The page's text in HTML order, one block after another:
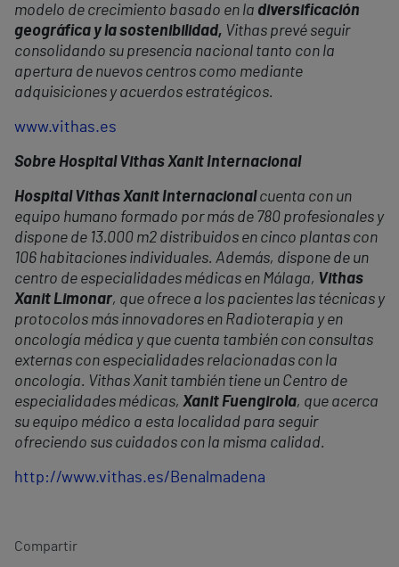
modelo de crecimiento basado en la diversificación
geográfica y la sostenibilidad, Vithas prevé seguir
consolidando su presencia nacional tanto con la
apertura de nuevos centros como mediante
adquisiciones y acuerdos estratégicos.
www.vithas.es
Sobre Hospital Vithas Xanit Internacional
Hospital Vithas Xanit Internacionalcuenta con un
equipo humano formado por más de 780 profesionales y
dispone de 13.000 m2 distribuidos en cinco plantas con
106 habitaciones individuales. Además, dispone de un
centro de especialidades médicas en Málaga, Vithas
Xanit Limonar, que ofrece a los pacientes las técnicas y
protocolos más innovadores en Radioterapia y en
oncología médica y que cuenta también con consultas
externas con especialidades relacionadas con la
oncología. Vithas Xanit también tiene un Centro de
especialidades médicas, Xanit Fuengirola, que acerca
su equipo médico a esta localidad para seguir
ofreciendo sus cuidados con la misma calidad.
http://www.vithas.es/Benalmadena
Compartir